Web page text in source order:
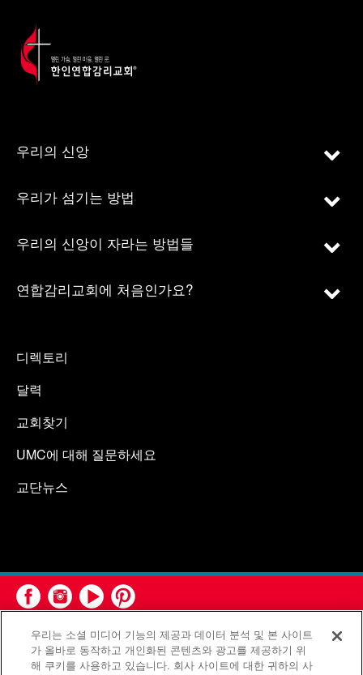
우리의 신앙
우리가 섬기는 방법
우리의 신앙이 자라는 방법들
연합감리교회에 처음인가요?
디렉토리
달력
교회찾기
UMC에 대해 질문하세요
교단뉴스
우리는 소셜 미디어 기능의 제공과 데이터 분석 및 본 사이트
가 올바로 동작하고 개인화된 콘텐츠와 광고를 제공하기 위
해 쿠키를 사용하고 있습니다. 회사 사이트에 대한 귀하의 사